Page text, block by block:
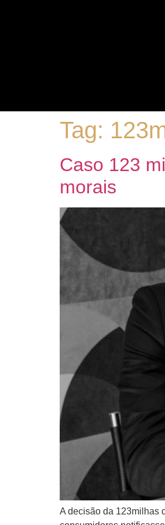
Tag:
Caso 123
morais
A decisão da 123milhas